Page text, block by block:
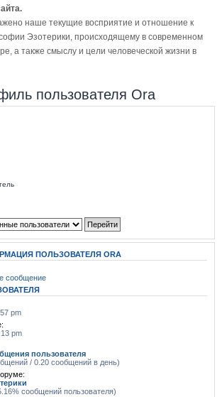
наше текущие восприятие и отношение к
Эзотерики, происходящему в современном
а также смыслу и цели человеческой жизни в
пользователя Ora
ПОЛЬЗОВАТЕЛЯ ORA
сообщение
pm
pm
пользователя
/ 0.20 сообщений в день)
сообщений пользователя)